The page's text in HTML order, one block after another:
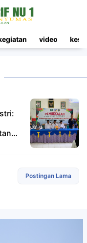
video
Postingan Lama